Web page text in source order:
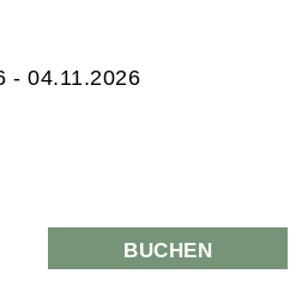
- 04.11.2026
BUCHEN